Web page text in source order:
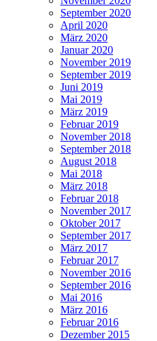
September 2020
April 2020
März 2020
Januar 2020
November 2019
September 2019
Juni 2019
Mai 2019
März 2019
Februar 2019
November 2018
September 2018
August 2018
Mai 2018
März 2018
Februar 2018
November 2017
Oktober 2017
September 2017
März 2017
Februar 2017
November 2016
September 2016
Mai 2016
März 2016
Februar 2016
Dezember 2015